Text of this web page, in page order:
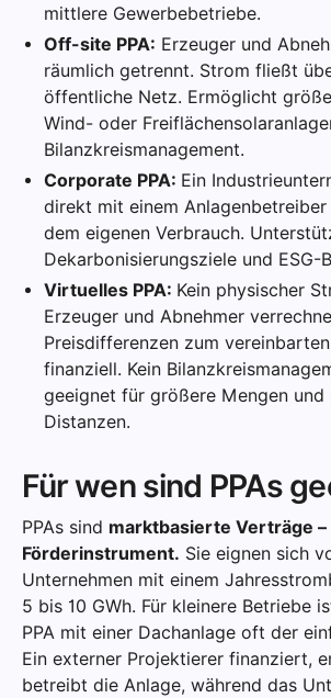
mittlere Gewerbebetriebe.
Off-site PPA: Erzeuger und
räumlich getrennt. Strom fließt
öffentliche Netz. Ermöglicht
Wind- oder
Bilanzkreismanagement.
Corporate PPA: Ein
direkt mit einem
dem eigenen Verbrauch.
Dekarbonisierungsziele und ESG-
Virtuelles PPA: Kein physischer
Erzeuger und Abnehmer
Preisdifferenzen zum
finanziell. Kein
geeignet für größere Mengen und
Distanzen.
Für wen sind PPAs
PPAs sind marktbasierte Verträge –
Förderinstrument. Sie eignen sich
Unternehmen mit einem
5 bis 10 GWh. Für kleinere Betriebe
PPA mit einer Dachanlage oft der
Ein externer Projektierer finanziert,
betreibt die Anlage, während das